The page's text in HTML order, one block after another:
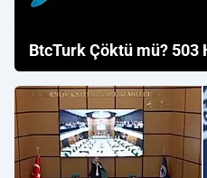
BtcTurk Çöktü mü? 503